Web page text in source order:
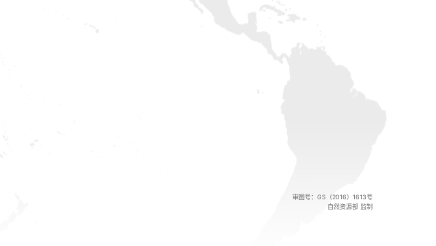
审图号：GS（2016）1613号
自然资源部 监制